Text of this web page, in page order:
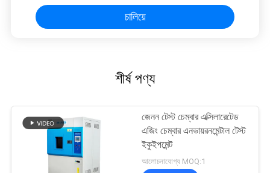
চালিয়ে
শীর্ষ পণ্য
জেনন টেস্ট চেম্বার এক্সিলারেটেড
এজিং চেম্বার এনভায়রনমেন্টাল টেস্ট
ইকুইপমেন্ট
আলোচনাযোগ্য MOQ:1